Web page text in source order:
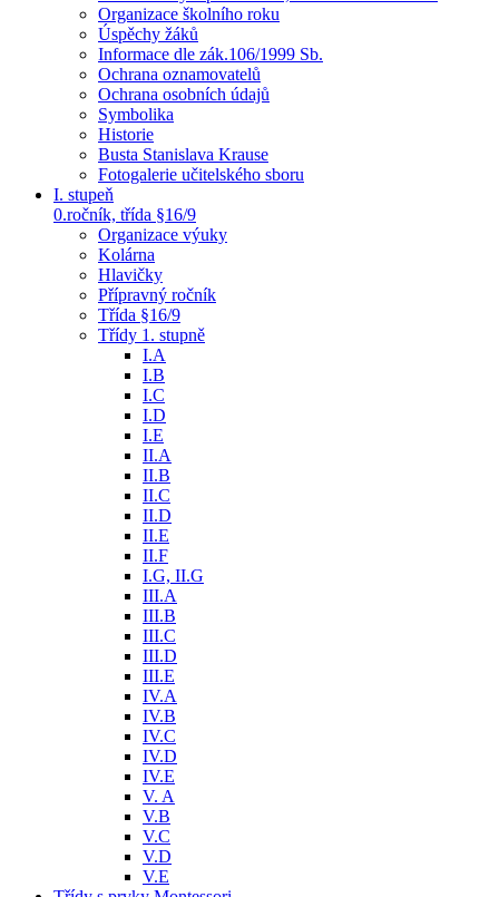
Organizace školního roku
Úspěchy žáků
Informace dle zák.106/1999 Sb.
Ochrana oznamovatelů
Ochrana osobních údajů
Symbolika
Historie
Busta Stanislava Krause
Fotogalerie učitelského sboru
I. stupeň
0.ročník, třída §16/9
Organizace výuky
Kolárna
Hlavičky
Přípravný ročník
Třída §16/9
Třídy 1. stupně
I.A
I.B
I.C
I.D
I.E
II.A
II.B
II.C
II.D
II.E
II.F
I.G, II.G
III.A
III.B
III.C
III.D
III.E
IV.A
IV.B
IV.C
IV.D
IV.E
V. A
V.B
V.C
V.D
V.E